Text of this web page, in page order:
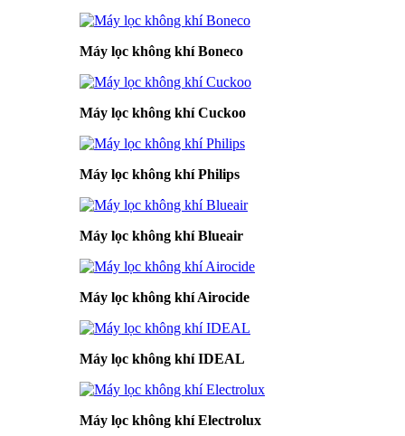
Máy lọc không khí Boneco
Máy lọc không khí Cuckoo
Máy lọc không khí Philips
Máy lọc không khí Blueair
Máy lọc không khí Airocide
Máy lọc không khí IDEAL
Máy lọc không khí Electrolux